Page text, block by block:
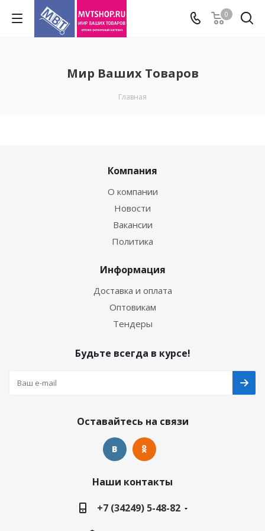
0
Мир Ваших Товаров
Главная
Компания
О компании
Новости
Вакансии
Политика
Информация
Доставка и оплата
Оптовикам
Тендеры
Будьте всегда в курсе!
Оставайтесь на связи
Наши контакты
+7 (34249) 5-48-82